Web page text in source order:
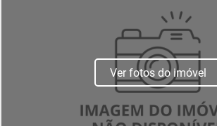
Ver fotos do imóvel